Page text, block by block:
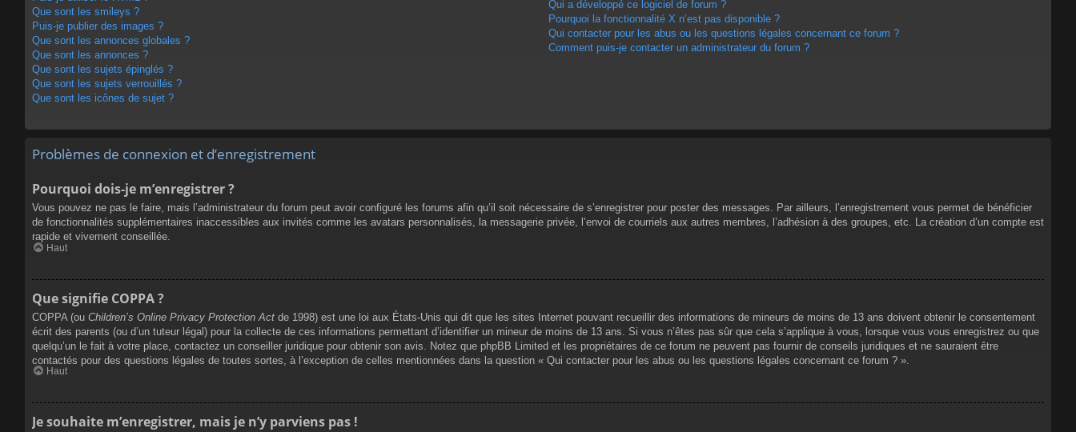
Que sont les smileys ?
Puis-je publier des images ?
Que sont les annonces globales ?
Que sont les annonces ?
Que sont les sujets épinglés ?
Que sont les sujets verrouillés ?
Que sont les icônes de sujet ?
Qui a développé ce logiciel de forum ?
Pourquoi la fonctionnalité X n’est pas disponible ?
Qui contacter pour les abus ou les questions légales concernant ce forum ?
Comment puis-je contacter un administrateur du forum ?
Problèmes de connexion et d’enregistrement
Pourquoi dois-je m’enregistrer ?
Vous pouvez ne pas le faire, mais l’administrateur du forum peut avoir configuré les forums afin qu’il soit nécessaire de s’enregistrer pour poster des messages. Par ailleurs, l’enregistrement vous permet de bénéficier
de fonctionnalités supplémentaires inaccessibles aux invités comme les avatars personnalisés, la messagerie privée, l’envoi de courriels aux autres membres, l’adhésion à des groupes, etc. La création d’un compte est
rapide et vivement conseillée.
Haut
Que signifie COPPA ?
COPPA (ou Children’s Online Privacy Protection Act de 1998) est une loi aux États-Unis qui dit que les sites Internet pouvant recueillir des informations de mineurs de moins de 13 ans doivent obtenir le consentement
écrit des parents (ou d’un tuteur légal) pour la collecte de ces informations permettant d’identifier un mineur de moins de 13 ans. Si vous n’êtes pas sûr que cela s’applique à vous, lorsque vous vous enregistrez ou que
quelqu’un le fait à votre place, contactez un conseiller juridique pour obtenir son avis. Notez que phpBB Limited et les propriétaires de ce forum ne peuvent pas fournir de conseils juridiques et ne sauraient être
contactés pour des questions légales de toutes sortes, à l’exception de celles mentionnées dans la question « Qui contacter pour les abus ou les questions légales concernant ce forum ? ».
Haut
Je souhaite m’enregistrer, mais je n’y parviens pas !